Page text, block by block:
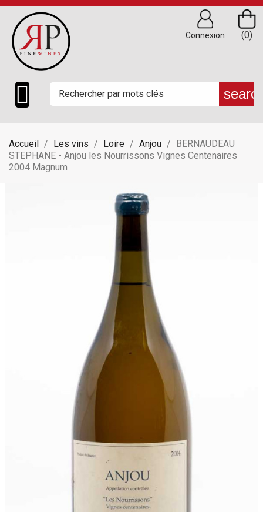

(0)
Connexion
Accueil Les vins Loire Anjou
BERNAUDEAU
STEPHANE - Anjou les Nourrissons Vignes Centenaires
2004 Magnum